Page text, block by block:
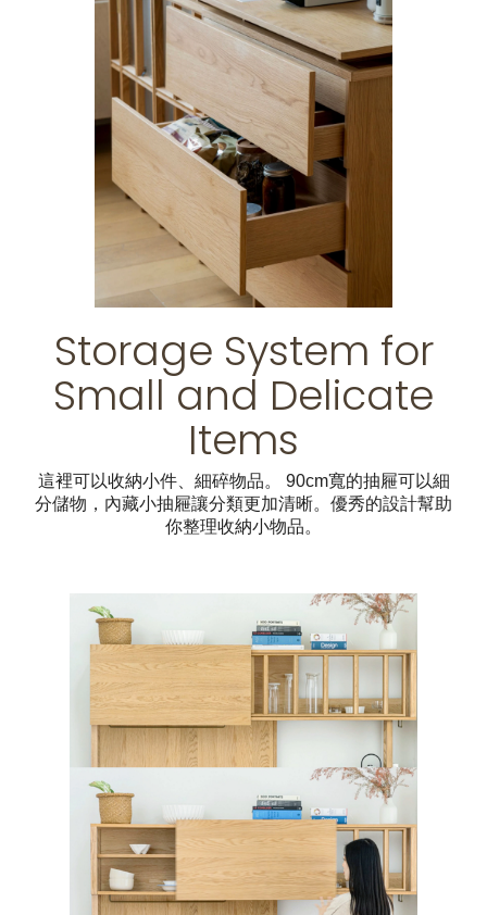
Storage System for
Small and Delicate
Items
這裡可以收納小件、細碎物品。 90cm寬的抽屜可以細
分儲物，內藏小抽屜讓分類更加清晰。優秀的設計幫助
你整理收納小物品。